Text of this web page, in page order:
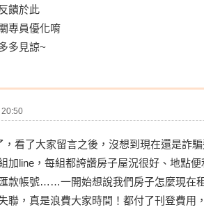
饋於此
專員優化唷
多見諒~
看了大家留言之後，沒想到現在還是詐騙
加line，每組都誇讚房子屋況很好、地點
款帳號……一開始想說我們房子怎麼現在
聯，真是浪費大家時間！都付了刊登費